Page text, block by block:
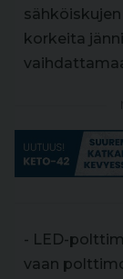
korkeita
- LED-
vaan